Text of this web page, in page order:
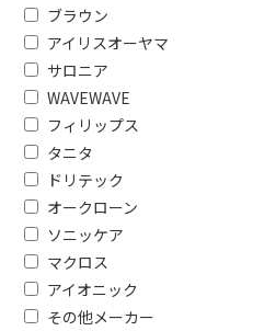
ブラウン
アイリスオーヤマ
サロニア
WAVEWAVE
フィリップス
タニタ
ドリテック
オークローン
ソニッケア
マクロス
アイオニック
その他メーカー